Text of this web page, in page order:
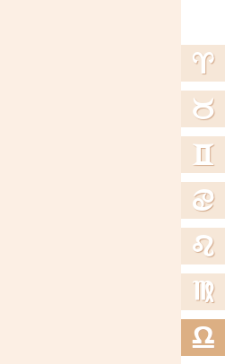
a
b
c
d
e
f
g